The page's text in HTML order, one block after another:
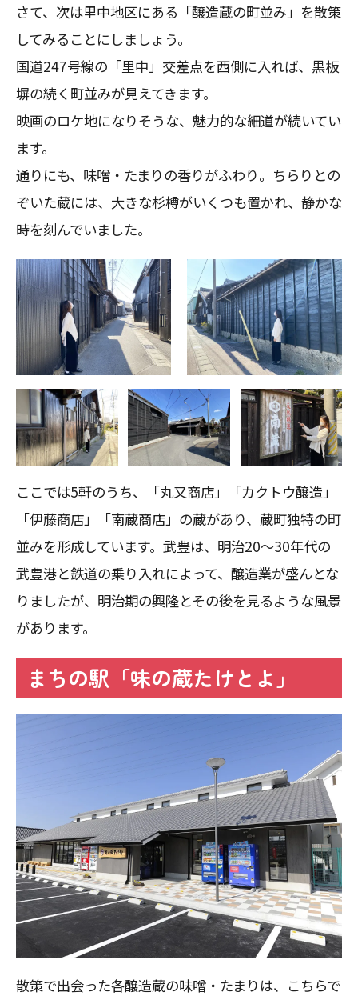
さて、次は里中地区にある「醸造蔵の町並み」を散策
してみることにしましょう。
国道247号線の「里中」交差点を西側に入れば、黒板
塀の続く町並みが見えてきます。
映画のロケ地になりそうな、魅力的な細道が続いてい
ます。
通りにも、味噌・たまりの香りがふわり。ちらりとの
ぞいた蔵には、大きな杉樽がいくつも置かれ、静かな
時を刻んでいました。
ここでは5軒のうち、「丸又商店」「カクトウ醸造」
「伊藤商店」「南蔵商店」の蔵があり、蔵町独特の町
並みを形成しています。武豊は、明治20～30年代の
武豊港と鉄道の乗り入れによって、醸造業が盛んとな
りましたが、明治期の興隆とその後を見るような風景
があります。
まちの駅「味の蔵たけとよ」
散策で出会った各醸造蔵の味噌・たまりは、こちらで